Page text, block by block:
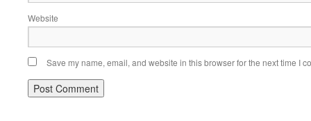
Website
Save my name, email, and website in this browser for the next time I